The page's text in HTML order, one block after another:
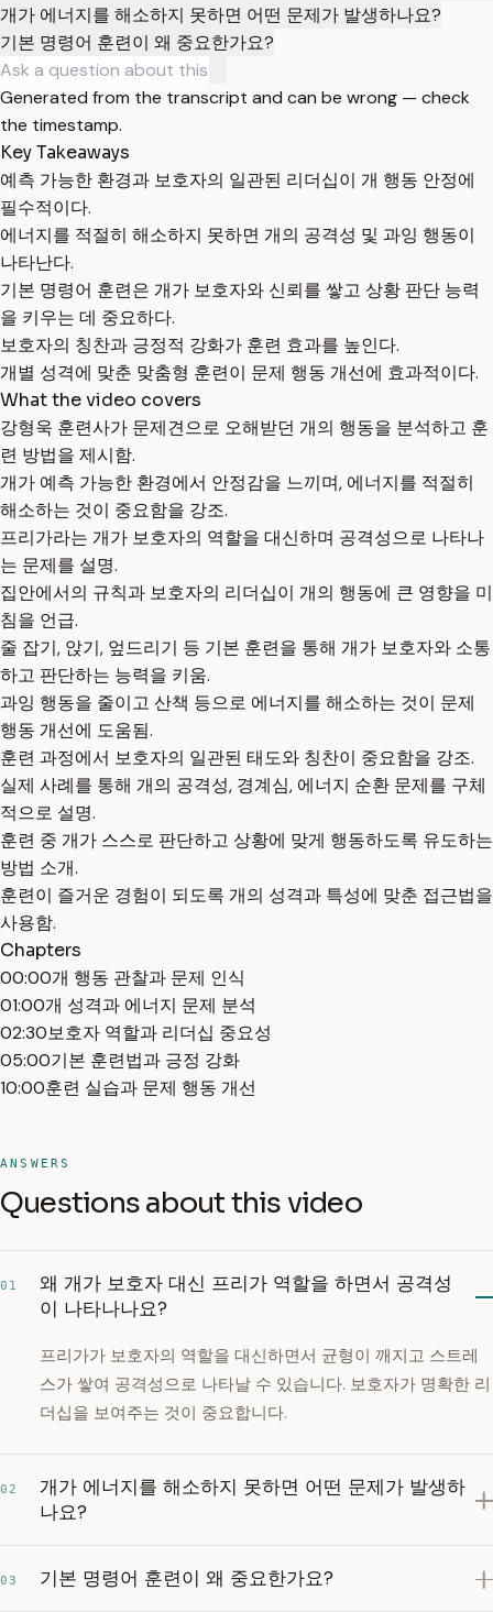
개가 에너지를 해소하지 못하면 어떤 문제가 발생하나요?
기본 명령어 훈련이 왜 중요한가요?
Generated from the transcript and can be wrong — check
the timestamp.
Key Takeaways
예측 가능한 환경과 보호자의 일관된 리더십이 개 행동 안정에
필수적이다.
에너지를 적절히 해소하지 못하면 개의 공격성 및 과잉 행동이
나타난다.
기본 명령어 훈련은 개가 보호자와 신뢰를 쌓고 상황 판단 능력
을 키우는 데 중요하다.
보호자의 칭찬과 긍정적 강화가 훈련 효과를 높인다.
개별 성격에 맞춘 맞춤형 훈련이 문제 행동 개선에 효과적이다.
What the video covers
강형욱 훈련사가 문제견으로 오해받던 개의 행동을 분석하고 훈
련 방법을 제시함.
개가 예측 가능한 환경에서 안정감을 느끼며, 에너지를 적절히
해소하는 것이 중요함을 강조.
프리가라는 개가 보호자의 역할을 대신하며 공격성으로 나타나
는 문제를 설명.
집안에서의 규칙과 보호자의 리더십이 개의 행동에 큰 영향을 미
침을 언급.
줄 잡기, 앉기, 엎드리기 등 기본 훈련을 통해 개가 보호자와 소통
하고 판단하는 능력을 키움.
과잉 행동을 줄이고 산책 등으로 에너지를 해소하는 것이 문제
행동 개선에 도움됨.
훈련 과정에서 보호자의 일관된 태도와 칭찬이 중요함을 강조.
실제 사례를 통해 개의 공격성, 경계심, 에너지 순환 문제를 구체
적으로 설명.
훈련 중 개가 스스로 판단하고 상황에 맞게 행동하도록 유도하는
방법 소개.
훈련이 즐거운 경험이 되도록 개의 성격과 특성에 맞춘 접근법을
사용함.
Chapters
00:00개 행동 관찰과 문제 인식
01:00개 성격과 에너지 문제 분석
02:30보호자 역할과 리더십 중요성
05:00기본 훈련법과 긍정 강화
10:00훈련 실습과 문제 행동 개선
ANSWERS
Questions about this video
01
왜 개가 보호자 대신 프리가 역할을 하면서 공격성
이 나타나나요?
프리가가 보호자의 역할을 대신하면서 균형이 깨지고 스트레
스가 쌓여 공격성으로 나타날 수 있습니다. 보호자가 명확한 리
더십을 보여주는 것이 중요합니다.
02
개가 에너지를 해소하지 못하면 어떤 문제가 발생하
나요?
03 기본 명령어 훈련이 왜 중요한가요?